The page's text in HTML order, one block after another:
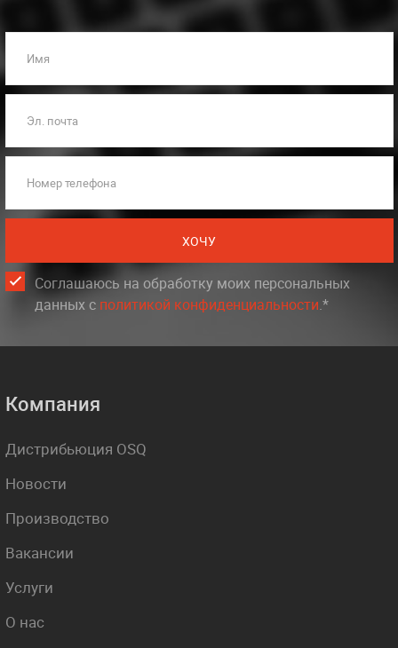
Имя
Эл. почта
Номер телефона
ХОЧУ
Соглашаюсь на обработку моих персональных
данных c политикой конфиденциальности.*
Компания
Дистрибьюция OSQ
Новости
Производство
Вакансии
Услуги
О нас